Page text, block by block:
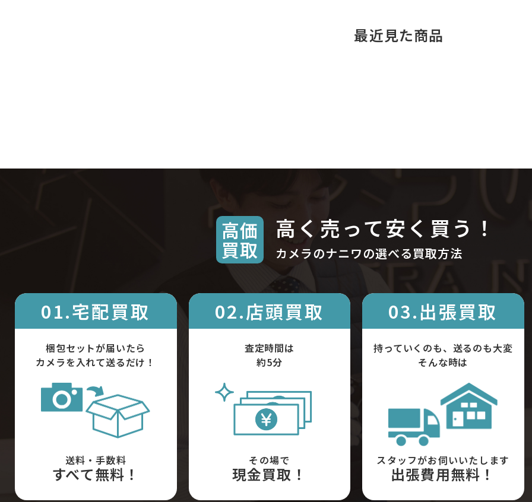
最近見た商品
高価
買取
高く売って安く買う！
カメラのナニワの選べる買取方法
01.宅配買取
梱包セットが届いたら
カメラを入れて送るだけ！
送料・手数料
すべて無料！
02.店頭買取
査定時間は
約5分
その場で
現金買取！
03.出張買取
持っていくのも、送るのも大変
そんな時は
スタッフがお伺いいたします
出張費用無料！